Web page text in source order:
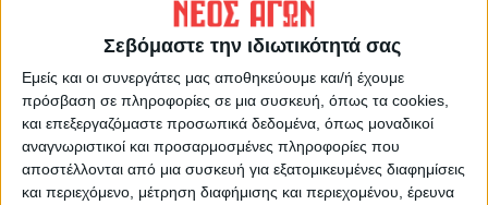
Σεβόμαστε την ιδιωτικότητά σας
Εμείς και οι συνεργάτες μας αποθηκεύουμε και/ή έχουμε
πρόσβαση σε πληροφορίες σε μια συσκευή, όπως τα cookies,
και επεξεργαζόμαστε προσωπικά δεδομένα, όπως μοναδικοί
αναγνωριστικοί και προσαρμοσμένες πληροφορίες που
αποστέλλονται από μια συσκευή για εξατομικευμένες διαφημίσεις
και περιεχόμενο, μέτρηση διαφήμισης και περιεχομένου, έρευνα
«Είναι δικαίωμά μας να διαμαρτυρηθούμε
στην πρωτεύουσα της χώρας μας, ώστε να
παραμείνουμε στον τόπο μας και να
συνεχίσουμε να καλλιεργούμε τα χωράφια
μας» έλεγαν αγρότες από τη Θεσσαλία και
τη Φθιώτιδα οι οποίοι το βράδυ της
Δευτέρας (19/2) με 80 τρακτέρ, συνοδεία